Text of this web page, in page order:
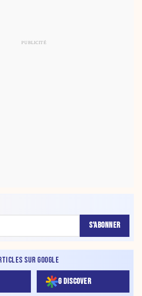
S'ABONNER
SUR GOOGLE
G DISCOVER